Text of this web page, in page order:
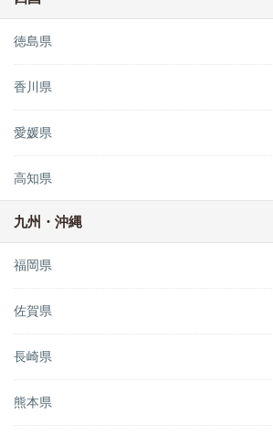
徳島県
香川県
愛媛県
高知県
九州・沖縄
福岡県
佐賀県
長崎県
熊本県